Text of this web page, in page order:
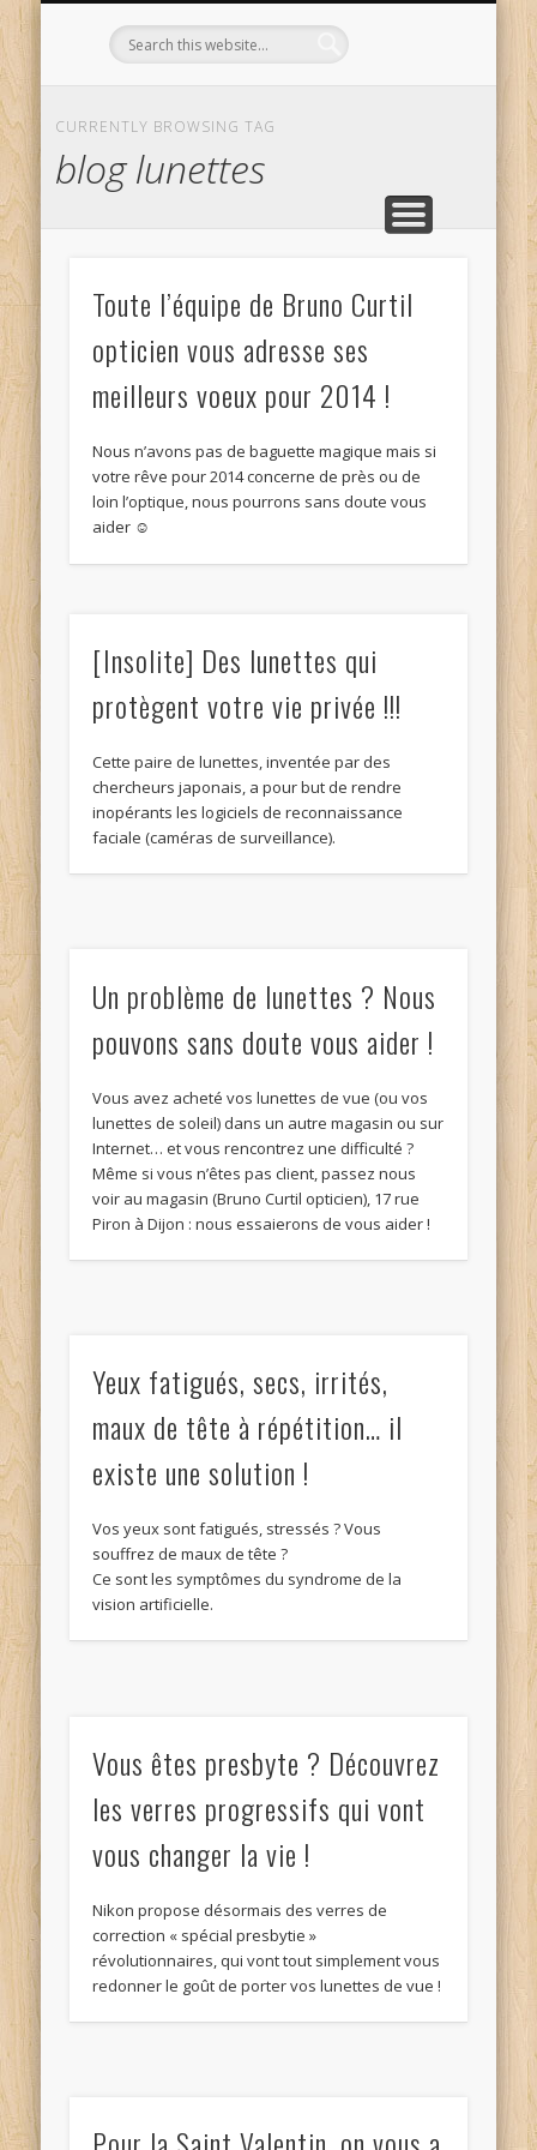
CURRENTLY BROWSING TAG
blog lunettes
Toute l’équipe de Bruno Curtil
opticien vous adresse ses
meilleurs voeux pour 2014 !
Nous n’avons pas de baguette magique mais si
votre rêve pour 2014 concerne de près ou de
loin l’optique, nous pourrons sans doute vous
aider ☺
[Insolite] Des lunettes qui
protègent votre vie privée !!!
Cette paire de lunettes, inventée par des
chercheurs japonais, a pour but de rendre
inopérants les logiciels de reconnaissance
faciale (caméras de surveillance).
Un problème de lunettes ? Nous
pouvons sans doute vous aider !
Vous avez acheté vos lunettes de vue (ou vos
lunettes de soleil) dans un autre magasin ou sur
Internet… et vous rencontrez une difficulté ?
Même si vous n’êtes pas client, passez nous
voir au magasin (Bruno Curtil opticien), 17 rue
Piron à Dijon : nous essaierons de vous aider !
Yeux fatigués, secs, irrités,
maux de tête à répétition… il
existe une solution !
Vos yeux sont fatigués, stressés ? Vous
souffrez de maux de tête ?
Ce sont les symptômes du syndrome de la
vision artificielle.
Vous êtes presbyte ? Découvrez
les verres progressifs qui vont
vous changer la vie !
Nikon propose désormais des verres de
correction « spécial presbytie »
révolutionnaires, qui vont tout simplement vous
redonner le goût de porter vos lunettes de vue !